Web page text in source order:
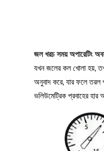
জল খরচ সময় অপারেটিং
যখন জলের কল খোলা হয়,
অনুবাদ করে, যার ফলে তরল
ভলিউমেট্রিক প্রবাহের হার